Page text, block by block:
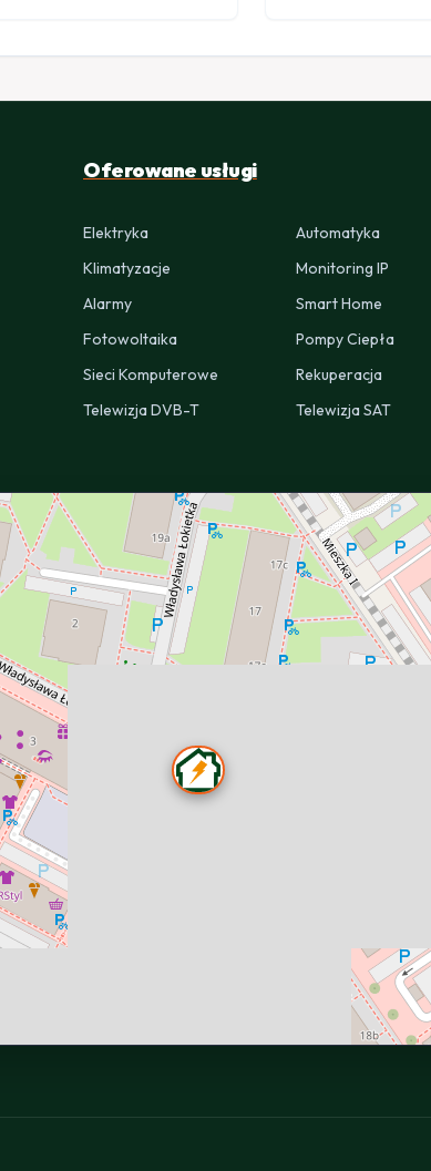
Oferowane usługi
Elektryka
Automatyka
Klimatyzacje
Monitoring IP
Alarmy
Smart Home
Fotowoltaika
Pompy Ciepła
Sieci Komputerowe
Rekuperacja
Telewizja DVB-T
Telewizja SAT